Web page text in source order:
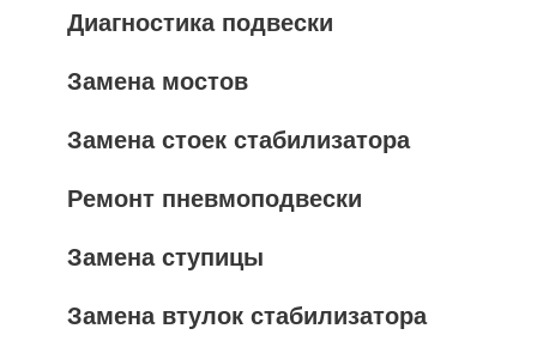
Диагностика подвески
Замена мостов
Замена стоек стабилизатора
Ремонт пневмоподвески
Замена ступицы
Замена втулок стабилизатора